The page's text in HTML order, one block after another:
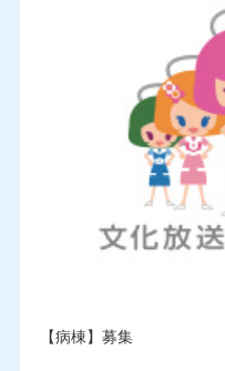
【病棟】募集